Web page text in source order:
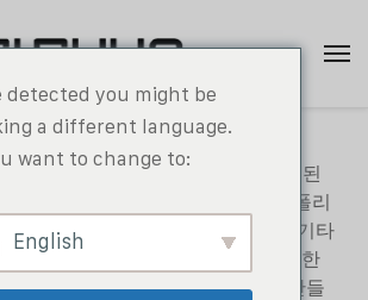
XPE 폼 롤
XPE 폼(화학적으로 가교된
폴리에틸렌 폼 소재)은 폴리
에틸렌 수지, 발포제 및 기타
충전재를 균일하게 압출한
후 고온으로 발포하여 만들
detected you might be
a different language.
want to change to:
English